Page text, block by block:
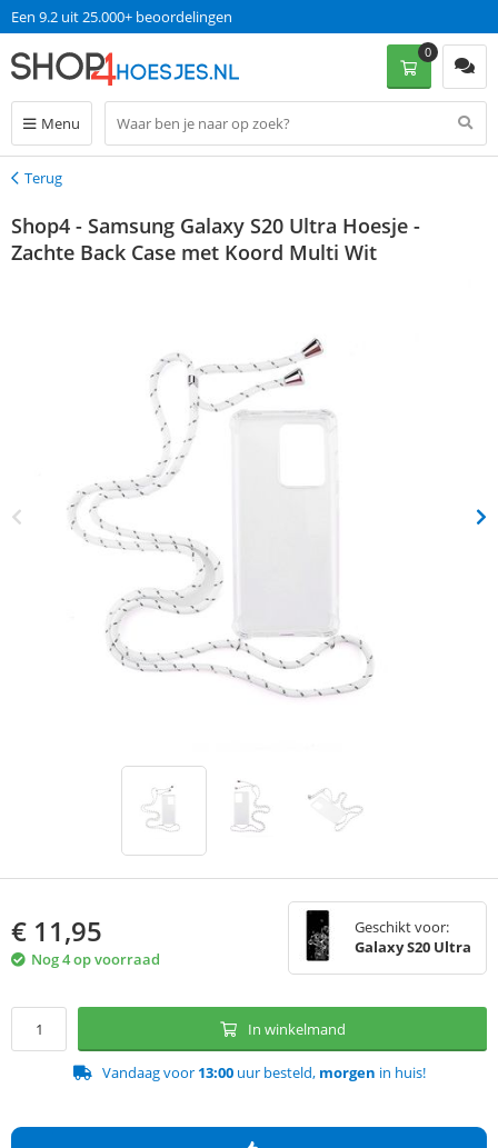
Een 9.2 uit 25.000+ beoordelingen
Menu
0
Terug
Terug
Shop4 - Samsung Galaxy S20 Ultra Hoesje -
Zachte Back Case met Koord Multi Wit
€ 11,95
Nog 4 op voorraad
Geschikt voor:
Galaxy S20 Ultra
In winkelmand
Vandaag voor 13:00uur besteld, morgen in huis!